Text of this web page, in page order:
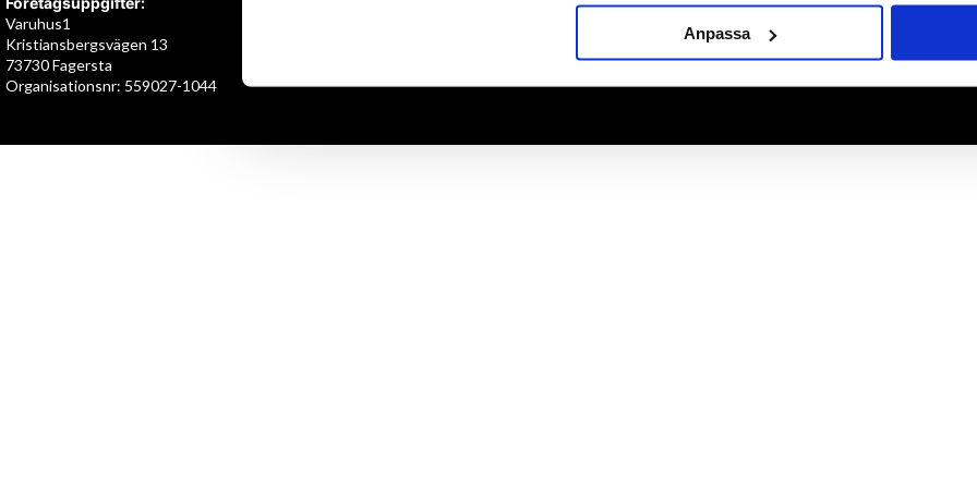
Anpassa
Varuhus1
Kristiansbergsvägen 13
73730 Fagersta
Organisationsnr: 559027-1044